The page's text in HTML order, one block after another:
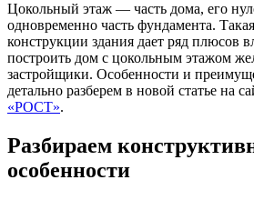
Цокольный этаж — часть дома, его
одновременно часть фундамента.
конструкции здания дает ряд плюсов
построить дом с цокольным этажом
застройщики. Особенности и
детально разберем в новой статье на
«РОСТ».
Разбираем
особенности